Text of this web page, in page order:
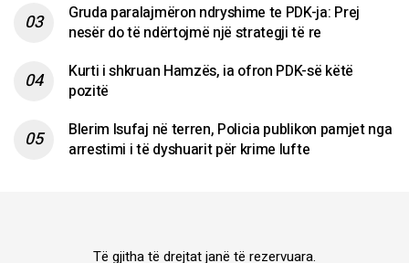
Gruda paralajmëron ndryshime te PDK-ja: Prej
nesër do të ndërtojmë një strategji të re
Kurti i shkruan Hamzës, ia ofron PDK-së këtë
pozitë
Blerim Isufaj në terren, Policia publikon pamjet nga
arrestimi i të dyshuarit për krime lufte
Të gjitha të drejtat janë të rezervuara.